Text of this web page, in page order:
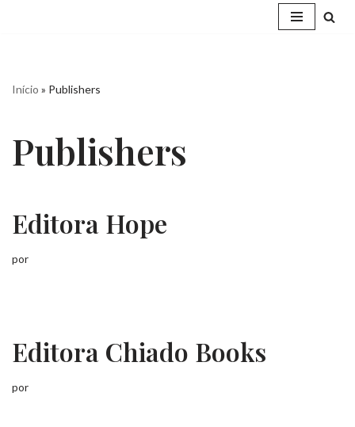
Início » Publishers
Publishers
Editora Hope
por
Editora Chiado Books
por